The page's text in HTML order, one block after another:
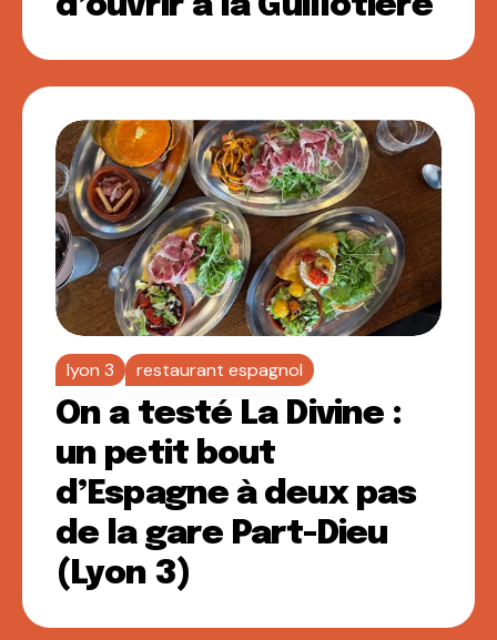
lyon 3 restaurant espagnol
On a testé La Divine :
un petit bout
d’Espagne à deux pas
de la gare Part-Dieu
(Lyon 3)